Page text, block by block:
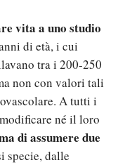
vita a uno studio
di età, i cui
tra i 200-250
non con valori tali
A tutti i
né il loro
di assumere due
specie, dalle